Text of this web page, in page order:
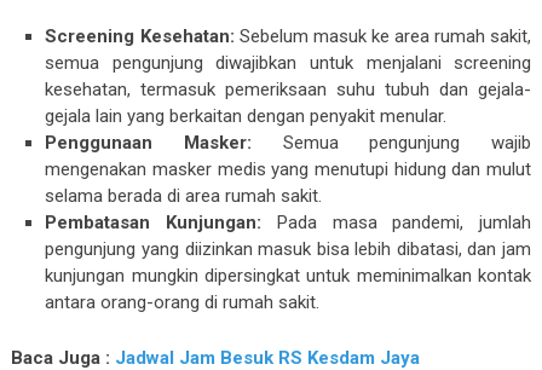
Screening Kesehatan: Sebelum masuk ke area rumah sakit,
semua pengunjung diwajibkan untuk menjalani screening
kesehatan, termasuk pemeriksaan suhu tubuh dan gejala-
gejala lain yang berkaitan dengan penyakit menular.
Penggunaan Masker: Semua pengunjung wajib
mengenakan masker medis yang menutupi hidung dan mulut
selama berada di area rumah sakit.
Pembatasan Kunjungan: Pada masa pandemi, jumlah
pengunjung yang diizinkan masuk bisa lebih dibatasi, dan jam
kunjungan mungkin dipersingkat untuk meminimalkan kontak
antara orang-orang di rumah sakit.
Baca Juga : Jadwal Jam Besuk RS Kesdam Jaya